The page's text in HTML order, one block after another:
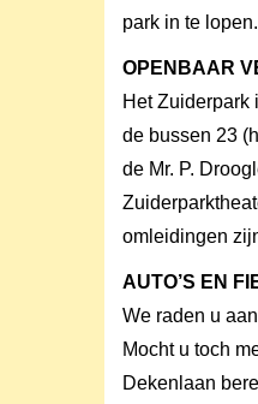
park in te lopen.
OPENBAAR
Het Zuiderpark
de bussen 23
de Mr. P.
omleidingen
AUTO’S EN
We raden u
Mocht u toch
Dekenlaan